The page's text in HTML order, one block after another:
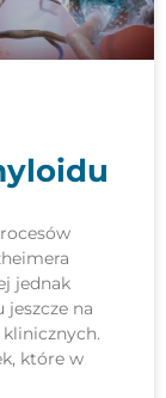
jednak
na
które w